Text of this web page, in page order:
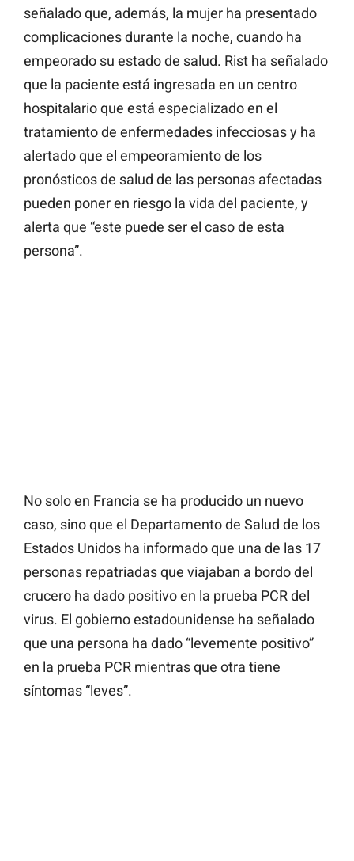
señalado que, además, la mujer ha presentado
complicaciones durante la noche, cuando ha
empeorado su estado de salud. Rist ha señalado
que la paciente está ingresada en un centro
hospitalario que está especializado en el
tratamiento de enfermedades infecciosas y ha
alertado que el empeoramiento de los
pronósticos de salud de las personas afectadas
pueden poner en riesgo la vida del paciente, y
alerta que “este puede ser el caso de esta
persona”.
No solo en Francia se ha producido un nuevo
caso, sino que el Departamento de Salud de los
Estados Unidos ha informado que una de las 17
personas repatriadas que viajaban a bordo del
crucero ha dado positivo en la prueba PCR del
virus. El gobierno estadounidense ha señalado
que una persona ha dado “levemente positivo”
en la prueba PCR mientras que otra tiene
síntomas “leves”.